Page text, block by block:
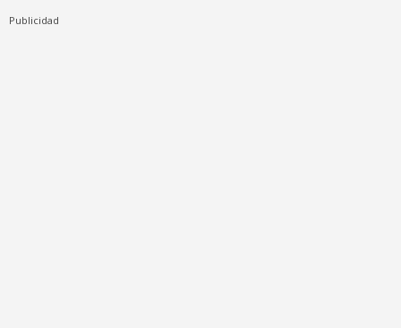
Publicidad